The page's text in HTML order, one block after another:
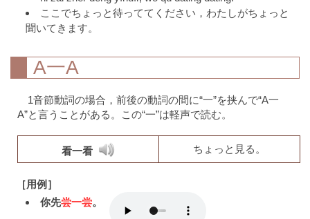
ここでちょっと待っててください，わたしがちょっと
聞いてきます。
A一A
1音節動詞の場合，前後の動詞の間に“一”を挟んで“A一
A”と言うことがある。この“一”は軽声で読む。
看一看 ちょっと見る。
［用例］
你先尝一尝。